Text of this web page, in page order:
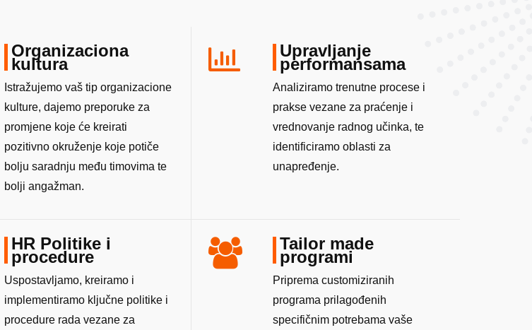
Organizaciona
kultura
Istražujemo vaš tip organizacione
kulture, dajemo preporuke za
promjene koje će kreirati
pozitivno okruženje koje potiče
bolju saradnju među timovima te
bolji angažman.
Upravljanje
performansama
Analiziramo trenutne procese i
prakse vezane za praćenje i
vrednovanje radnog učinka, te
identificiramo oblasti za
unapređenje.
HR Politike i
procedure
Uspostavljamo, kreiramo i
implementiramo ključne politike i
procedure rada vezane za
Tailor made
programi
Priprema customiziranih
programa prilagođenih
specifičnim potrebama vaše